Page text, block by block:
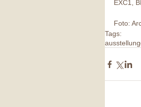
EXC1,
Foto:
Tags: